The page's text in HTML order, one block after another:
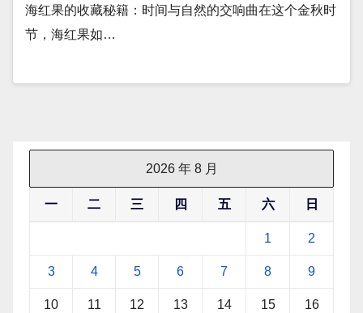
海红果的收藏秘籍：时间与自然的交响曲在这个金秋时
节，海红果如…
2026 年 8 月
一 二 三 四 五 六 日
1 2
3 4 5 6 7 8 9
10 11 12 13 14 15 16